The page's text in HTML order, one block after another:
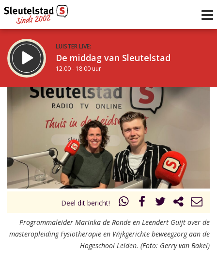
LUISTER LIVE:
De middag van Sleutelstad
12.00 - 18.00 uur
De avond van Sleutelstad
uur 1 van 0
Deel dit bericht!
Programmaleider Marinka de Ronde en Leendert Guijt over de
masteropleiding Fysiotherapie en Wijkgerichte beweegzorg aan de
Hogeschool Leiden. (Foto: Gerry van Bakel)